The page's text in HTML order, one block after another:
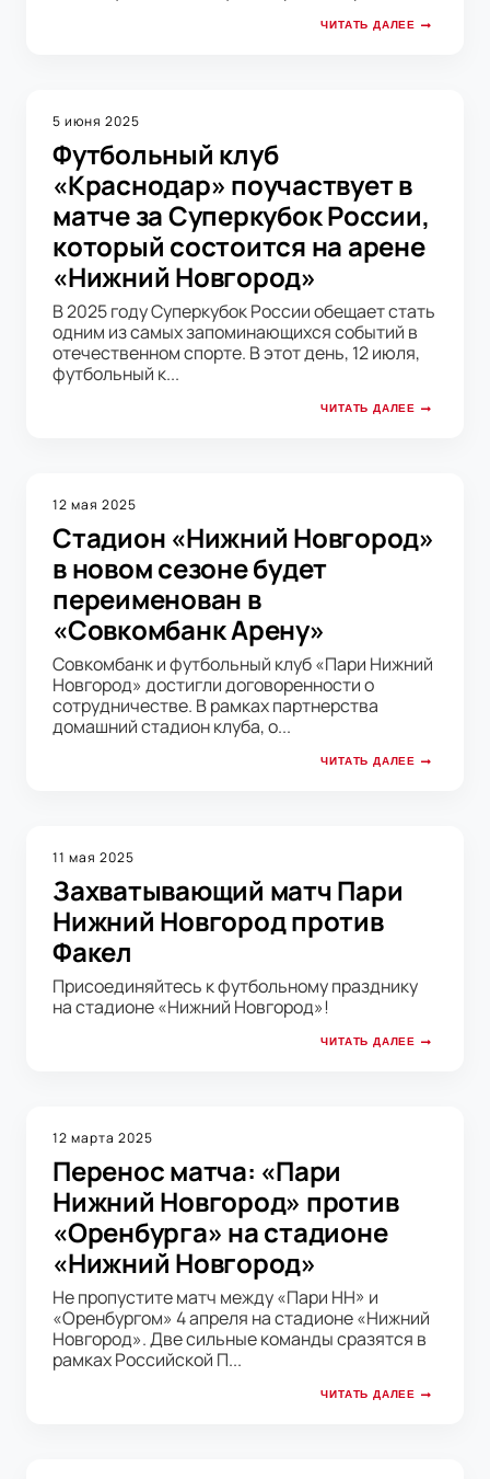
ЧИТАТЬ ДАЛЕЕ
5 июня 2025
Футбольный клуб
«Краснодар» поучаствует в
матче за Суперкубок России,
который состоится на арене
«Нижний Новгород»
В 2025 году Суперкубок России обещает стать
одним из самых запоминающихся событий в
отечественном спорте. В этот день, 12 июля,
футбольный к...
ЧИТАТЬ ДАЛЕЕ
12 мая 2025
Стадион «Нижний Новгород»
в новом сезоне будет
переименован в
«Совкомбанк Арену»
Совкомбанк и футбольный клуб «Пари Нижний
Новгород» достигли договоренности о
сотрудничестве. В рамках партнерства
домашний стадион клуба, о...
ЧИТАТЬ ДАЛЕЕ
11 мая 2025
Захватывающий матч Пари
Нижний Новгород против
Факел
Присоединяйтесь к футбольному празднику
на стадионе «Нижний Новгород»!
ЧИТАТЬ ДАЛЕЕ
12 марта 2025
Перенос матча: «Пари
Нижний Новгород» против
«Оренбурга» на стадионе
«Нижний Новгород»
Не пропустите матч между «Пари НН» и
«Оренбургом» 4 апреля на стадионе «Нижний
Новгород». Две сильные команды сразятся в
рамках Российской П...
ЧИТАТЬ ДАЛЕЕ